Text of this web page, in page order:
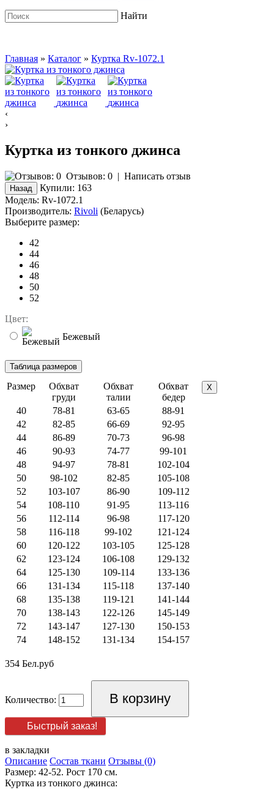
Найти
Главная » Каталог » Куртка Rv-1072.1
‹
›
Куртка из тонкого джинса
Отзывов: 0 | Написать отзыв
Купили: 163
Модель: Rv-1072.1
Производитель: Rivoli (Беларусь)
Выберите размер:
42
44
46
48
50
52
Цвет:
Бежевый
Размер
Обхват
груди
Обхват
талии
Обхват
бедер
X
40 78-81 63-65
88-91
42
82-85 66-69
92-95
44
86-89 70-73
96-98
46
90-93 74-77
99-101
48
94-97 78-81
102-104
50
98-102 82-85
105-108
52
103-107 86-90
109-112
54
108-110 91-95
113-116
56
112-114 96-98
117-120
58
116-118 99-102
121-124
60
120-122 103-105
125-128
62
123-124 106-108
129-132
64
125-130 109-114
133-136
66
131-134 115-118
137-140
68
135-138 119-121
141-144
70
138-143 122-126
145-149
72
143-147 127-130
150-153
74
148-152 131-134 154-157
354 Бел.руб
Количество:
Быстрый заказ!
в закладки
Описание Состав ткани Отзывы (0)
Размер: 42-52. Рост 170 см.
Куртка из тонкого джинса: